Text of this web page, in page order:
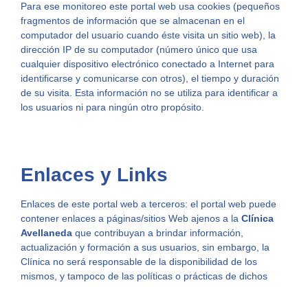
Para ese monitoreo este portal web usa cookies (pequeños
fragmentos de información que se almacenan en el
computador del usuario cuando éste visita un sitio web), la
dirección IP de su computador (número único que usa
cualquier dispositivo electrónico conectado a Internet para
identificarse y comunicarse con otros), el tiempo y duración
de su visita. Esta información no se utiliza para identificar a
los usuarios ni para ningún otro propósito.
Enlaces y Links
Enlaces de este portal web a terceros: el portal web puede
contener enlaces a páginas/sitios Web ajenos a la Clínica
Avellaneda que contribuyan a brindar información,
actualización y formación a sus usuarios, sin embargo, la
Clínica no será responsable de la disponibilidad de los
mismos, y tampoco de las políticas o prácticas de dichos